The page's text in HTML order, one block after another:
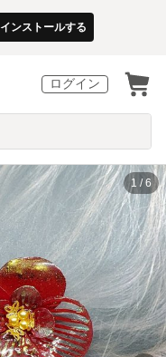
インストールする
ログイン
1 / 6